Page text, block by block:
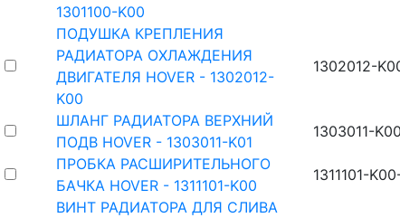
1301100-K00
ПОДУШКА КРЕПЛЕНИЯ
РАДИАТОРА ОХЛАЖДЕНИЯ
ДВИГАТЕЛЯ HOVER - 1302012-
K00
1302012-
ШЛАНГ РАДИАТОРА ВЕРХНИЙ
ПОДВ HOVER - 1303011-K01
1303011-
ПРОБКА РАСШИРИТЕЛЬНОГО
БАЧКА HOVER - 1311101-K00
1311101-
ВИНТ РАДИАТОРА ДЛЯ СЛИВА